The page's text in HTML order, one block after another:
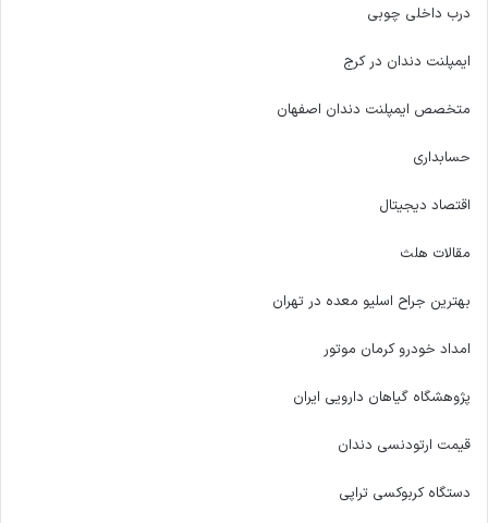
درب داخلی چوبی
ایمپلنت دندان در کرج
متخصص ایمپلنت دندان اصفهان
حسابداری
اقتصاد دیجیتال
مقالات هلث
بهترین جراح اسلیو معده در تهران
امداد خودرو کرمان موتور
پژوهشگاه گیاهان دارویی ایران
قیمت ارتودنسی دندان
دستگاه کربوکسی تراپی